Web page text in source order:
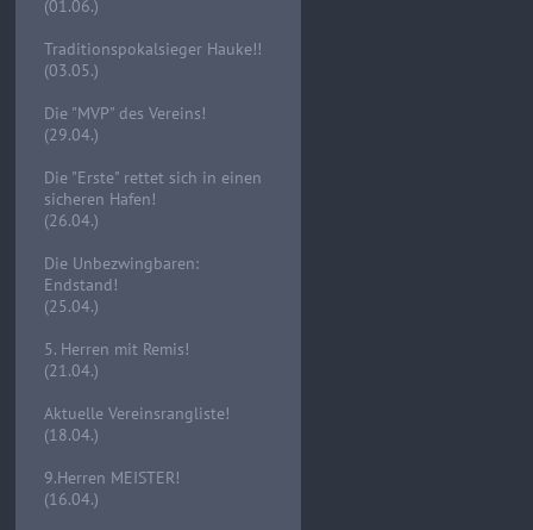
(01.06.)
Traditionspokalsieger Hauke!!
(03.05.)
Die "MVP" des Vereins!
(29.04.)
Die "Erste" rettet sich in einen
sicheren Hafen!
(26.04.)
Die Unbezwingbaren:
Endstand!
(25.04.)
5. Herren mit Remis!
(21.04.)
Aktuelle Vereinsrangliste!
(18.04.)
9.Herren MEISTER!
(16.04.)